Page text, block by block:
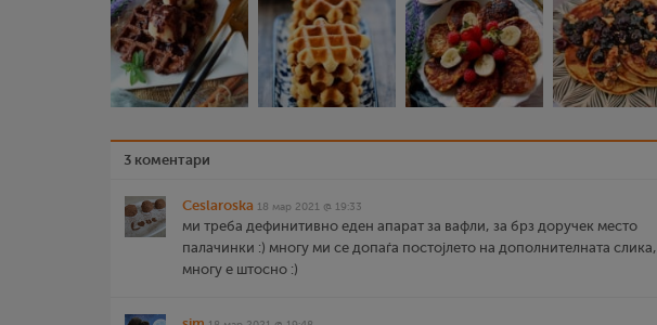
3 коментари
Ceslaroska 18 мар 2021 @ 19:33
ми треба дефинитивно еден апарат за вафли, за брз доручек место
палачинки :) многу ми се допаѓа постојлето на дополнителната слика,
многу е штосно :)